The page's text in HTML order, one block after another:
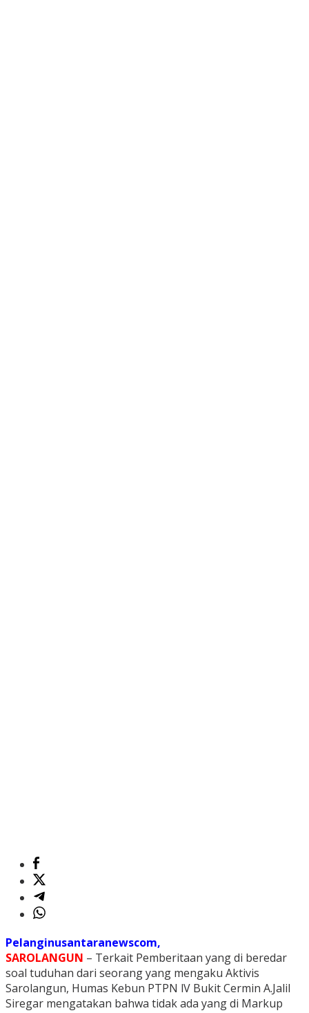
Pelanginusantaranewscom,
SAROLANGUN – Terkait Pemberitaan yang di beredar
soal tuduhan dari seorang yang mengaku Aktivis
Sarolangun, Humas Kebun PTPN lV Bukit Cermin A.Jalil
Siregar mengatakan bahwa tidak ada yang di Markup